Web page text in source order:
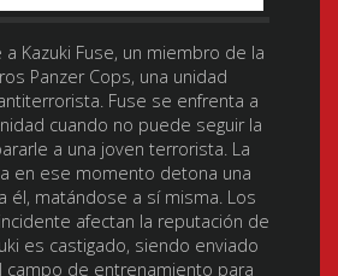
a Kazuki Fuse, un miembro de la
Panzer Cops, una unidad
Fuse se enfrenta a
cuando no puede seguir la
a una joven terrorista. La
en ese momento detona una
él, matándose a sí misma. Los
afectan la reputación de
es castigado, siendo enviado
campo de entrenamiento para